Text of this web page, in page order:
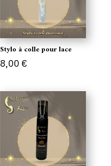
Stylo à colle pour lace
8,00 €